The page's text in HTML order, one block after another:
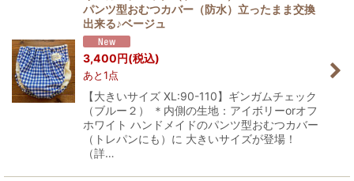
パンツ型おむつカバー（防水）立ったまま交換
出来る♪ベージュ
3,400円(税込)
あと1点
【大きいサイズ XL:90-110】ギンガムチェック
（ブルー２） ＊内側の生地：アイボリーorオフ
ホワイト ハンドメイドのパンツ型おむつカバー
（トレパンにも）に 大きいサイズが登場！
（詳…